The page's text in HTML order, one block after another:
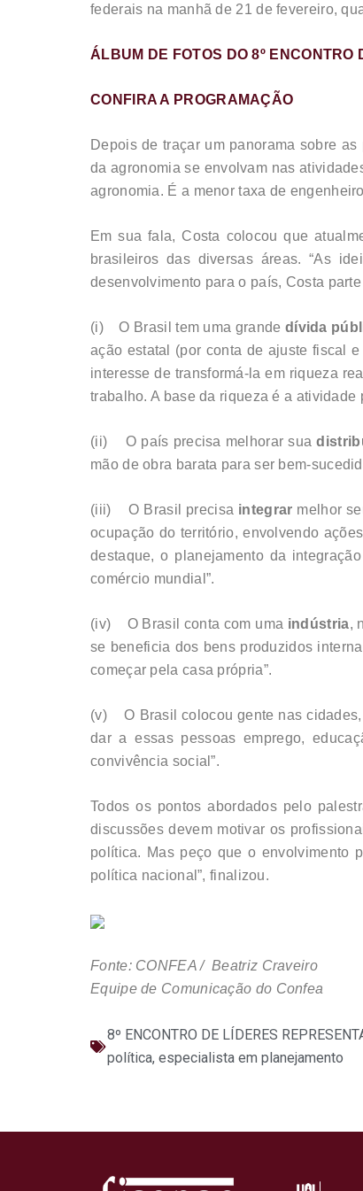
federais na manhã de 21 de fevereiro,
ÁLBUM DE FOTOS DO 8º
CONFIRA A PROGRAMAÇÃO
Depois de traçar um panorama sobre
da agronomia se envolvam nas
agronomia. É a menor taxa de
Em sua fala, Costa colocou que
brasileiros das diversas áreas. “As
desenvolvimento para o país, Costa
(i) O Brasil tem uma grande dívida
ação estatal (por conta de ajuste fiscal
interesse de transformá-la em riqueza
trabalho. A base da riqueza é a atividade
(ii) O país precisa melhorar sua
mão de obra barata para ser bem-
(iii) O Brasil precisa integrar melhor
ocupação do território, envolvendo
destaque, o planejamento da
comércio mundial”.
(iv) O Brasil conta com uma indústria,
se beneficia dos bens produzidos
começar pela casa própria”.
(v) O Brasil colocou gente nas cidades,
dar a essas pessoas emprego,
convivência social”.
Todos os pontos abordados pelo
discussões devem motivar os
política. Mas peço que o envolvimento
política nacional”, finalizou.
Fonte: CONFEA / Beatriz Craveiro
Equipe de Comunicação do Confea
8º ENCONTRO DE LÍDERES
política, especialista em planejamento